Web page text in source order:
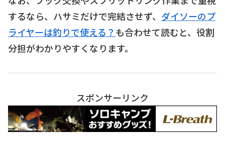
するなら、ハサミだけで完結させず、 ダイソーのプ
ライヤーは釣りで使える？ も合わせて読むと、役割
分担がわかりやすくなります。
スポンサーリンク